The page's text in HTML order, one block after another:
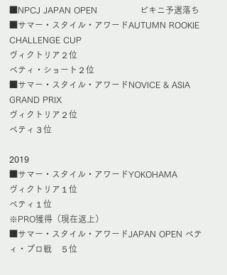
■NPCJ JAPAN OPEN ビキニ予選落ち
■サマー・スタイル・アワードAUTUMN ROOKIE
CHALLENGE CUP
ヴィクトリア２位
ベティ・ショート２位
■サマー・スタイル・アワードNOVICE & ASIA
GRAND PRIX
ヴィクトリア２位
ベティ３位
2019
■サマー・スタイル・アワードYOKOHAMA
ヴィクトリア１位
ベティ１位
※PRO獲得（現在返上）
■サマー・スタイル・アワードJAPAN OPEN ベテ
ィ・プロ戦 ５位